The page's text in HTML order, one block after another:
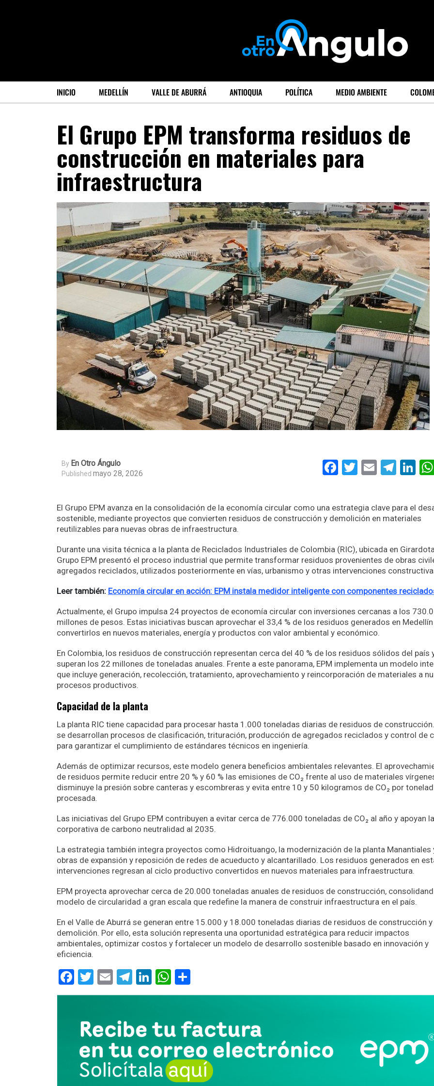
INICIO MEDELLÍN VALLE DE ABURRÁ ANTIOQUIA POLÍTICA MEDIO AMBIENTE
El Grupo EPM transforma residuos de
construcción en materiales para
infraestructura
By En Otro Ángulo
Published mayo 28, 2026 Facebook
Twitter
Email
El Grupo EPM avanza en la consolidación de la economía circular como una estrategia clave para el
sostenible, mediante proyectos que convierten residuos de construcción y demolición en materiales
reutilizables para nuevas obras de infraestructura.
Durante una visita técnica a la planta de Reciclados Industriales de Colombia (RIC), ubicada en
Grupo EPM presentó el proceso industrial que permite transformar residuos provenientes de obras
agregados reciclados, utilizados posteriormente en vías, urbanismo y otras intervenciones
Leer también: Economía circular en acción: EPM instala medidor inteligente con componentes
Actualmente, el Grupo impulsa 24 proyectos de economía circular con inversiones cercanas a los
millones de pesos. Estas iniciativas buscan aprovechar el 33,4 % de los residuos generados en
convertirlos en nuevos materiales, energía y productos con valor ambiental y económico.
En Colombia, los residuos de construcción representan cerca del 40 % de los residuos sólidos del país
superan los 22 millones de toneladas anuales. Frente a este panorama, EPM implementa un modelo
que incluye generación, recolección, tratamiento, aprovechamiento y reincorporación de materiales a
procesos productivos.
Capacidad de la planta
La planta RIC tiene capacidad para procesar hasta 1.000 toneladas diarias de residuos de
se desarrollan procesos de clasificación, trituración, producción de agregados reciclados y control de
para garantizar el cumplimiento de estándares técnicos en ingeniería.
Además de optimizar recursos, este modelo genera beneficios ambientales relevantes. El
de residuos permite reducir entre 20 % y 60 % las emisiones de CO₂ frente al uso de materiales
disminuye la presión sobre canteras y escombreras y evita entre 10 y 50 kilogramos de CO₂ por
procesada.
Las iniciativas del Grupo EPM contribuyen a evitar cerca de 776.000 toneladas de CO₂ al año y apoyan
corporativa de carbono neutralidad al 2035.
La estrategia también integra proyectos como Hidroituango, la modernización de la planta Manantiales
obras de expansión y reposición de redes de acueducto y alcantarillado. Los residuos generados en
intervenciones regresan al ciclo productivo convertidos en nuevos materiales para infraestructura.
EPM proyecta aprovechar cerca de 20.000 toneladas anuales de residuos de construcción,
modelo de circularidad a gran escala que redefine la manera de construir infraestructura en el país.
En el Valle de Aburrá se generan entre 15.000 y 18.000 toneladas diarias de residuos de construcción y
demolición. Por ello, esta solución representa una oportunidad estratégica para reducir impactos
ambientales, optimizar costos y fortalecer un modelo de desarrollo sostenible basado en innovación y
eficiencia.
Facebook
Twitter
EmailTelegram
LinkedIn
WhatsApp